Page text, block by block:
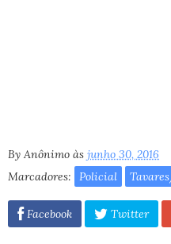
By Anônimo às junho 30, 2016
Marcadores:
Policial
Facebook Twitter